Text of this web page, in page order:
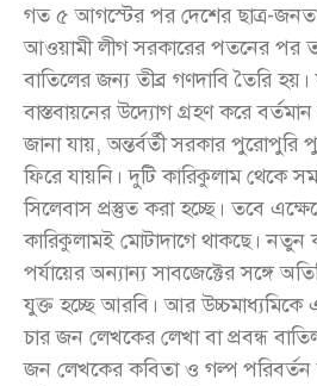
গত ৫ আগস্টের পর দেশের ছাত্র-
আওয়ামী লীগ সরকারের পতনের পর
বাতিলের জন্য তীব্র গণদাবি তৈরি
বাস্তবায়নের উদ্যোগ গ্রহণ করে বর্তমান
জানা যায়, অন্তর্বর্তী সরকার
ফিরে যায়নি। দুটি কারিকুলাম থেকে
সিলেবাস প্রস্তুত করা হচ্ছে। তবে
কারিকুলামই মোটাদাগে থাকছে। নতুন
পর্যায়ের অন্যান্য সাবজেক্টের সঙ্গে
যুক্ত হচ্ছে আরবি। আর উচ্চমাধ্যমিকে
চার জন লেখকের লেখা বা প্রবন্ধ
জন লেখকের কবিতা ও গল্প পরিবর্তন